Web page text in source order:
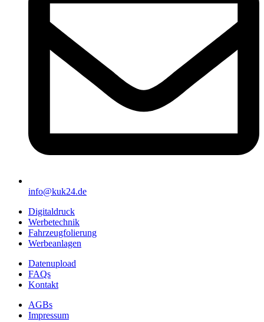
info@kuk24.de
Digitaldruck
Werbetechnik
Fahrzeugfolierung
Werbeanlagen
Datenupload
FAQs
Kontakt
AGBs
Impressum